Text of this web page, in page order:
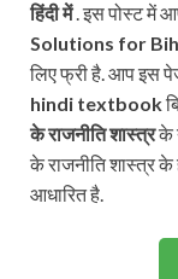
हिंदी में. इस पोस्ट में
Solutions for
लिए फ्री है. आप इस
hindi textbook
के राजनीति शास्त्रके
के राजनीति शास्त्र
आधारित है.